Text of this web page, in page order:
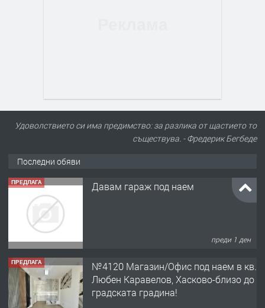
Удоволствието си има предимство: за разлика от щастието то
съществува. - Фредерик Бегбеде
Последни обяви
ПРЕДЛАГА Давам гараж под наем
преди 1 ден
ПРЕДЛАГА
№4120 Магазин/Офис под наем в кв.
Любен Каравелов, Хасково-близо до
градската градина!